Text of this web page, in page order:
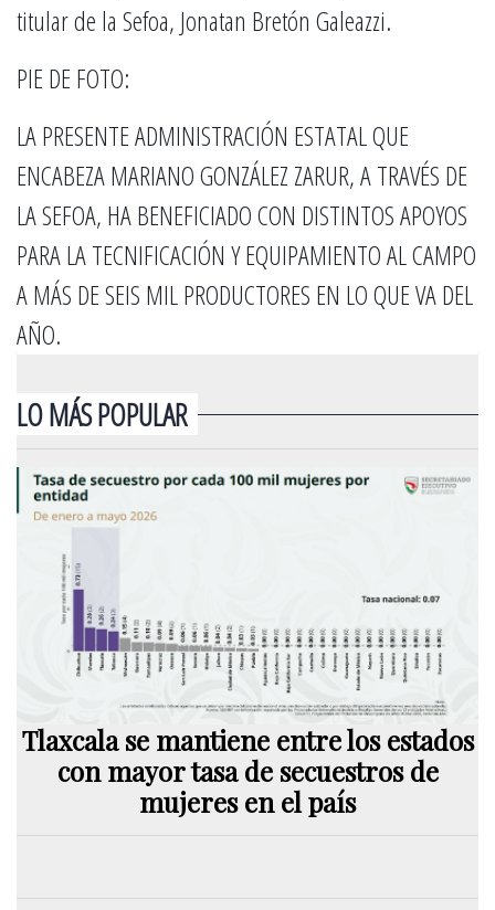
titular de la Sefoa, Jonatan Bretón Galeazzi.
PIE DE FOTO:
LA PRESENTE ADMINISTRACIÓN ESTATAL QUE
ENCABEZA MARIANO GONZÁLEZ ZARUR, A TRAVÉS DE
LA SEFOA, HA BENEFICIADO CON DISTINTOS APOYOS
PARA LA TECNIFICACIÓN Y EQUIPAMIENTO AL CAMPO
A MÁS DE SEIS MIL PRODUCTORES EN LO QUE VA DEL
AÑO.
LO MÁS POPULAR
Tlaxcala se mantiene entre los estados
con mayor tasa de secuestros de
mujeres en el país